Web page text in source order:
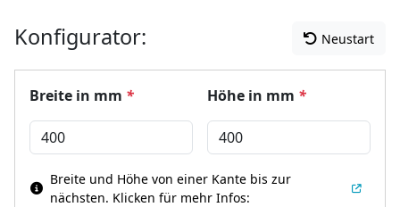
Konfigurator: Neustart
Breite in mm * Höhe in mm *
Breite und Höhe von einer Kante bis zur
nächsten. Klicken für mehr Infos: